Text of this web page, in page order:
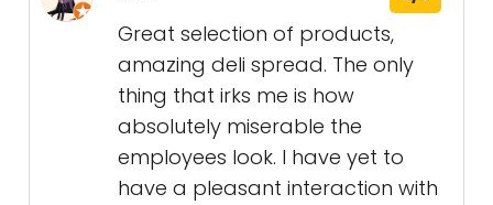
Great selection of products,
amazing deli spread. The only
thing that irks me is how
absolutely miserable the
employees look. I have yet to
have a pleasant interaction with